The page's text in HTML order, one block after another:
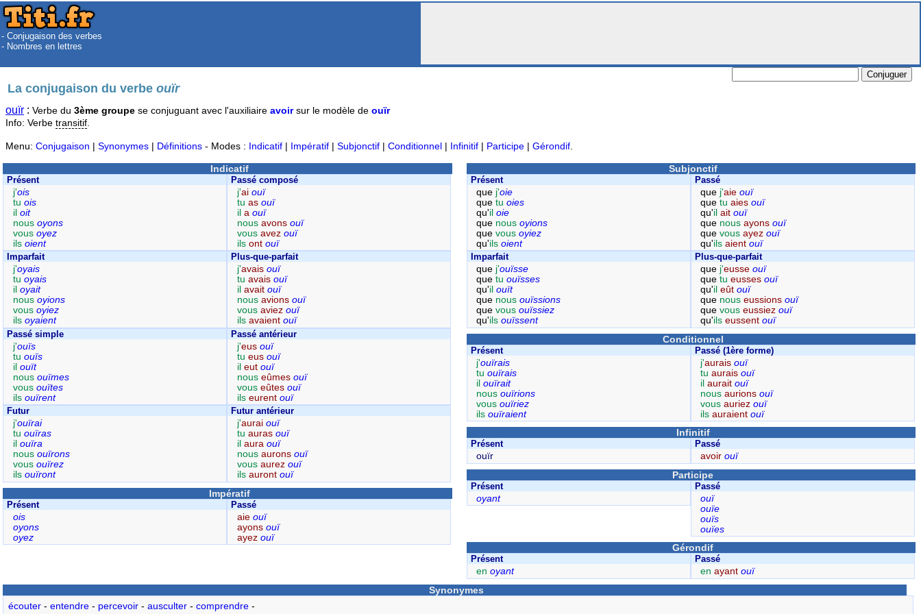
- Conjugaison des verbes
- Nombres en lettres
La conjugaison du verbeouïr
ouïr : Verbe du 3ème groupe se conjuguant avec l'auxiliaire avoirsur le modèle de ouïr
Info: Verbe transitif
Menu: Conjugaison | Synonymes | Définitions - Modes : Indicatif | Impératif | Subjonctif | Conditionnel | Infinitif | Participe | Gérondif
Indicatif
Présent
j'ois
tu ois
il oit
nous oyons
vous oyez
ils oient
Passé composé
j'ai ouï
tu as ouï
il a ouï
nous avons ouï
vous avez ouï
ils ont ouï
Imparfait
j'oyais
tu oyais
il oyait
nous oyions
vous oyiez
ils oyaient
Plus-que-parfait
j'avais ouï
tu avais ouï
il avait ouï
nous avions ouï
vous aviez ouï
ils avaient ouï
Passé simple
j'ouïs
tu ouïs
il ouït
nous ouïmes
vous ouïtes
ils ouïrent
Passé antérieur
j'eus ouï
tu eus ouï
il eut ouï
nous eûmes ouï
vous eûtes ouï
ils eurent ouï
Futur
j'ouïrai
tu ouïras
il ouïra
nous ouïrons
vous ouïrez
ils ouïront
Futur antérieur
j'aurai ouï
tu auras ouï
il aura ouï
nous aurons ouï
vous aurez ouï
ils auront ouï
Impératif
Présent
ois
oyons
oyez
Passé
aie ouï
ayons ouï
ayez ouï
Subjonctif
Présent
que j'oie
quetuoies
qu'iloie
que nousoyions
quevousoyiez
qu'ilsoient
Passé
que j'aie ouï
quetuaies ouï
qu'ilait ouï
que nousayons ouï
quevousayez ouï
qu'ilsaient ouï
Imparfait
que j'ouïsse
quetuouïsses
qu'ilouït
que nousouïssions
quevousouïssiez
qu'ilsouïssent
Plus-que-parfait
que j'eusse ouï
quetueusses ouï
qu'ileût ouï
que nouseussions ouï
quevouseussiez ouï
qu'ilseussent ouï
Conditionnel
Présent
j'ouïrais
tuouïrais
ilouïrait
nousouïrions
vousouïriez
ilsouïraient
Passé (1ère forme)
j'aurais ouï
tuaurais ouï
ilaurait ouï
nousaurions ouï
vousauriez ouï
ilsauraient ouï
Infinitif
Présent
ouïr
Passé
avoir ouï
Participe
Présent
oyant
Passé
ouï
ouïe
ouïs
ouïes
Gérondif
Présent
enoyant
Passé
enayant ouï
Synonymes
écouter- entendre- percevoir- ausculter- comprendre-